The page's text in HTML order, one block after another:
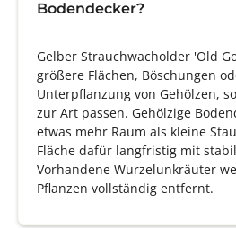
Bodendecker?
Gelber Strauchwacholder 'Old
größere Flächen, Böschungen
Unterpflanzung von Gehölzen,
zur Art passen. Gehölzige
etwas mehr Raum als kleine
Fläche dafür langfristig mit
Vorhandene Wurzelunkräuter
Pflanzen vollständig entfernt.